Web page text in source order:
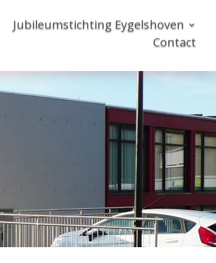
Jubileumstichting Eygelshoven
Contact